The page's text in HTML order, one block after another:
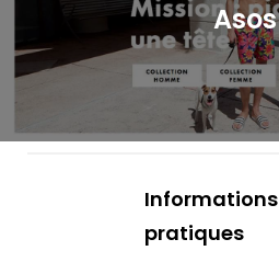
d
e
Asos
Informations
pratiques